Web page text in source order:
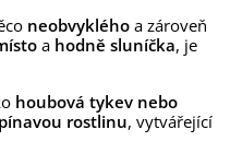
neobvyklého a zároveň
a hodně sluníčka, je
houbová tykev nebo
rostlinu, vytvářející